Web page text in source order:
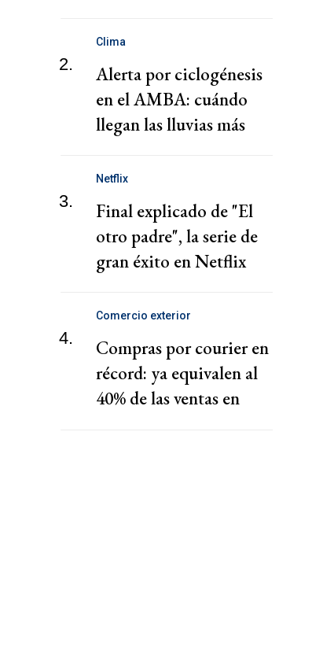
2.
Clima
Alerta por ciclogénesis
en el AMBA: cuándo
llegan las lluvias más
3.
Netflix
Final explicado de "El
otro padre", la serie de
gran éxito en Netflix
4.
Comercio exterior
Compras por courier en
récord: ya equivalen al
40% de las ventas en